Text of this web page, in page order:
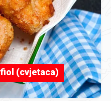
(cvjetaca)